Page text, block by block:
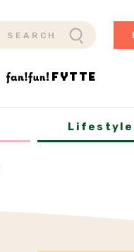
FYTTE
Lifestyle